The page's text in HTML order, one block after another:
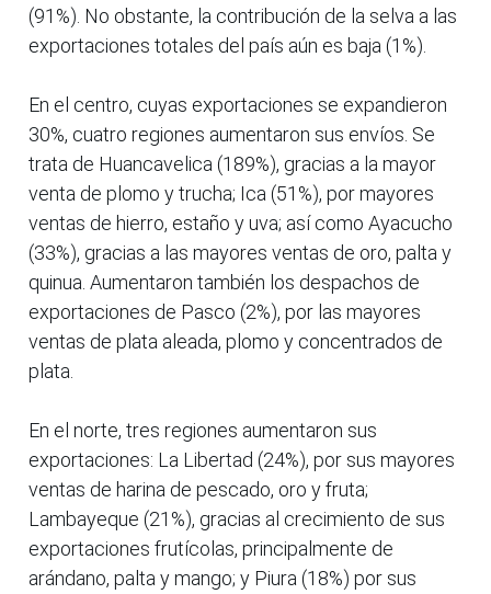
(91%). No obstante, la contribución de la selva a las
exportaciones totales del país aún es baja (1%).
En el centro, cuyas exportaciones se expandieron
30%, cuatro regiones aumentaron sus envíos. Se
trata de Huancavelica (189%), gracias a la mayor
venta de plomo y trucha; Ica (51%), por mayores
ventas de hierro, estaño y uva; así como Ayacucho
(33%), gracias a las mayores ventas de oro, palta y
quinua. Aumentaron también los despachos de
exportaciones de Pasco (2%), por las mayores
ventas de plata aleada, plomo y concentrados de
plata.
En el norte, tres regiones aumentaron sus
exportaciones: La Libertad (24%), por sus mayores
ventas de harina de pescado, oro y fruta;
Lambayeque (21%), gracias al crecimiento de sus
exportaciones frutícolas, principalmente de
arándano, palta y mango; y Piura (18%) por sus